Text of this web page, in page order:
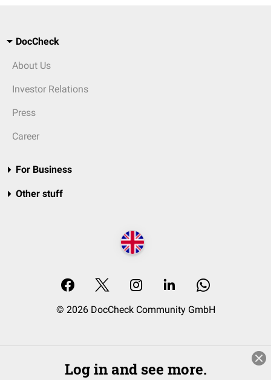
DocCheck
About Us
Investor Relations
Press
Career
For Business
Other stuff
© 2026 DocCheck Community GmbH
Log in and see more.